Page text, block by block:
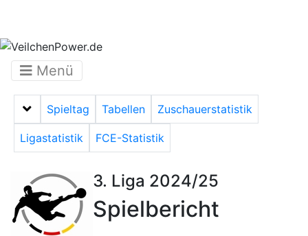
Menü
Menü auf-/zuklappen
Spieltag Tabellen Zuschauerstatistik
Ligastatistik FCE-Statistik
3. Liga 2024/25
Spielbericht